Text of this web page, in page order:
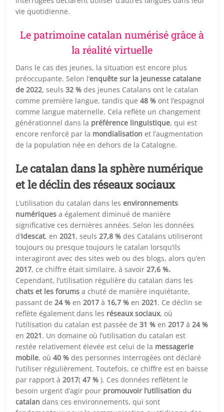
vie quotidienne.
Le patrimoine catalan numérisé grâce à
la réalité virtuelle
Dans le cas des jeunes, la situation est encore plus
préoccupante. Selon l’enquête sur la jeunesse catalane
de 2022, seuls32 % des jeunes Catalans ont le catalan
comme première langue, tandis que48 % ont l’espagnol
comme langue maternelle. Cela reflète un changement
générationnel dans la préférence linguistique, qui est
encore renforcé par la mondialisation et l’augmentation
de la population née en dehors de la Catalogne.
Le catalan dans la sphère numérique
et le déclin des réseaux sociaux
L’utilisation du catalan dans lesenvironnements
numériques a également diminué de manière
significative ces dernières années. Selon les données
d’Idescat, en2021, seuls27,8 % des Catalans utiliseront
toujours ou presque toujours le catalan lorsqu’ils
interagiront avec des sites web ou des blogs, alors qu’en
2017, ce chiffre était similaire, à savoir27,6 %.
Cependant, l’utilisation régulière du catalan dans les
chats et les forums a chuté de manière inquiétante,
passant de24 % en2017 à 16,7 % en2021. Ce déclin se
reflète également dans les réseaux sociaux, où
l’utilisation du catalan est passée de31 % en2017 à24 %
en2021. Un domaine où l’utilisation du catalan est
restée relativement élevée est celui de la messagerie
mobile, où40 % des personnes interrogées ont déclaré
l’utiliser régulièrement. Toutefois, ce chiffre est en baisse
par rapport à2017(47 % ). Ces données reflètent le
besoin urgent d’agir pour promouvoir l’utilisation du
catalan dans ces environnements, qui sont